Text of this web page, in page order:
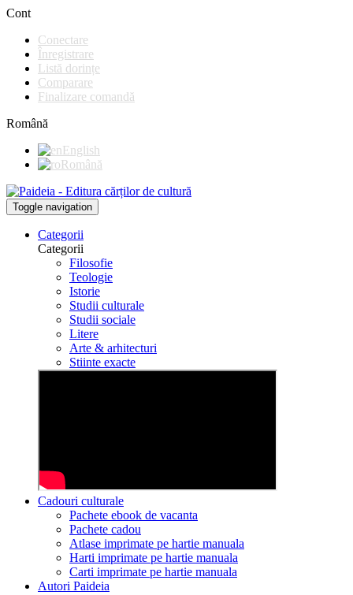
Cont
Conectare
Înregistrare
Listă dorințe
Comparare
Finalizare comandă
Română
English
Română
Toggle navigation
Categorii
Categorii
Filosofie
Teologie
Istorie
Studii culturale
Studii sociale
Litere
Arte & arhitecturi
Stiinte exacte
Cadouri culturale
Pachete ebook de vacanta
Pachete cadou
Atlase imprimate pe hartie manuala
Harti imprimate pe hartie manuala
Carti imprimate pe hartie manuala
Autori Paideia